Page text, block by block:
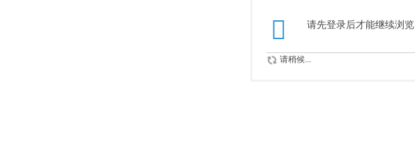
请先登录后才能继续浏览
请稍候...